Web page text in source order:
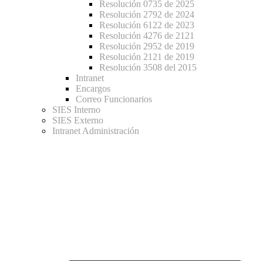
Resolución 0735 de 2025
Resolución 2792 de 2024
Resolución 6122 de 2023
Resolución 4276 de 2121
Resolución 2952 de 2019
Resolución 2121 de 2019
Resolución 3508 del 2015
Intranet
Encargos
Correo Funcionarios
SIES Interno
SIES Externo
Intranet Administración